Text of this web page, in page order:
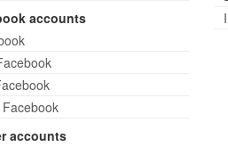
accounts
accounts